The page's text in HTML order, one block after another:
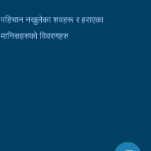
पहिचान नखुलेका शवहरू र हराएका
मानिसहरुको विवरणहरु